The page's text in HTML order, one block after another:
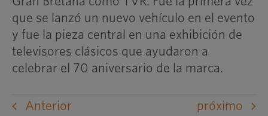
que se lanzó un nuevo vehículo en el evento
y fue la pieza central en una exhibición de
televisores clásicos que ayudaron a
celebrar el 70 aniversario de la marca.
Anterior próximo